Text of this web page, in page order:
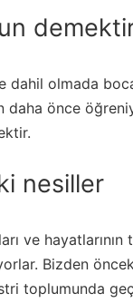
dahil olmada
daha önce
nesiller
ve hayatlarının
Bizden
toplumunda